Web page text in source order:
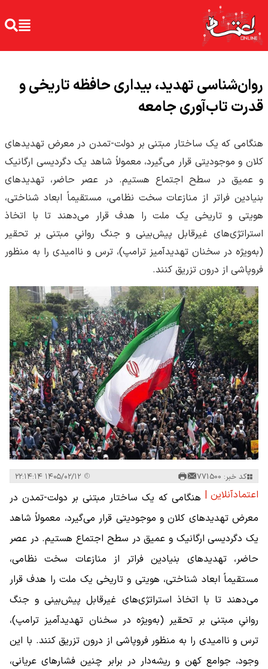
روان‌شناسی تهدید، بیداری حافظه تاریخی و
قدرت تاب‌آوری جامعه
هنگامی که یک ساختار مبتنی بر دولت-تمدن در معرض تهدیدهای
کلان و موجودیتی قرار می‌گیرد، معمولاً شاهد یک دگردیسی ارگانیک
و عمیق در سطح اجتماع هستیم. در عصر حاضر، تهدیدهای
بنیادین فراتر از منازعات سخت نظامی، مستقیماً ابعاد شناختی،
هویتی و تاریخی یک ملت را هدف قرار می‌دهند تا با اتخاذ
استراتژی‌های غیرقابل پیش‌بینی و جنگ روانیِ مبتنی بر تحقیر
(به‌ویژه در سخنان تهدیدآمیز ترامپ)، ترس و ناامیدی را به منظور
فروپاشی از درون تزریق کنند.
کد خبر: 771500
اعتمادآنلاین | هنگامی که یک ساختار مبتنی بر دولت-تمدن در
معرض تهدیدهای کلان و موجودیتی قرار می‌گیرد، معمولاً شاهد
یک دگردیسی ارگانیک و عمیق در سطح اجتماع هستیم. در عصر
حاضر، تهدیدهای بنیادین فراتر از منازعات سخت نظامی،
مستقیماً ابعاد شناختی، هویتی و تاریخی یک ملت را هدف قرار
می‌دهند تا با اتخاذ استراتژی‌های غیرقابل پیش‌بینی و جنگ
روانیِ مبتنی بر تحقیر (به‌ویژه در سخنان تهدیدآمیز ترامپ)،
ترس و ناامیدی را به منظور فروپاشی از درون تزریق کنند. با این
وجود، جوامع کهن و ریشه‌دار در برابر چنین فشارهای عریانی،